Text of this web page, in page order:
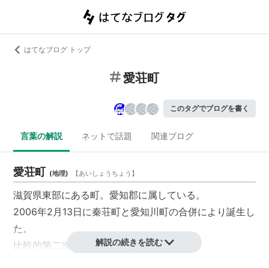
はてなブログ トップ
愛荘町
このタグでブログを書く
言葉の解説 ネットで話題 関連ブログ
愛荘町 (地理) 【あいしょうちょう 】
滋賀県東部にある町。愛知郡に属している。
2006年2月13日に秦荘町と愛知川町の合併により誕生し
た。
比較的第二次産業に従事している人が多い。
解説の続きを読む